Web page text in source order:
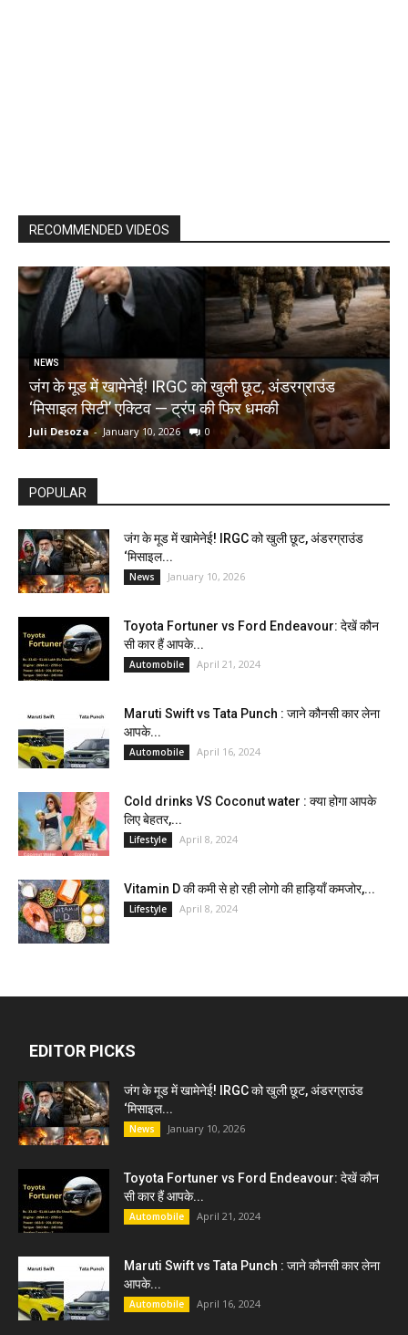
RECOMMENDED VIDEOS
NEWS
जंग के मूड में खामेनेई! IRGC को खुली छूट, अंडरग्राउंड
‘मिसाइल सिटी’ एक्टिव — ट्रंप की फिर धमकी
Juli Desoza - January 10, 2026 0
POPULAR
जंग के मूड में खामेनेई! IRGC को खुली छूट, अंडरग्राउंड
‘मिसाइल...
News January 10, 2026
Toyota Fortuner vs Ford Endeavour: देखें कौन
सी कार हैं आपके...
Automobile April 21, 2024
Maruti Swift vs Tata Punch : जाने कौनसी कार लेना
आपके...
Automobile April 16, 2024
Cold drinks VS Coconut water : क्या होगा आपके
लिए बेहतर,...
Lifestyle April 8, 2024
Vitamin D की कमी से हो रही लोगो की हाड़ियाँ कमजोर,...
Lifestyle April 8, 2024
EDITOR PICKS
जंग के मूड में खामेनेई! IRGC को खुली छूट, अंडरग्राउंड
‘मिसाइल...
News January 10, 2026
Toyota Fortuner vs Ford Endeavour: देखें कौन
सी कार हैं आपके...
Automobile April 21, 2024
Maruti Swift vs Tata Punch : जाने कौनसी कार लेना
आपके...
Automobile April 16, 2024